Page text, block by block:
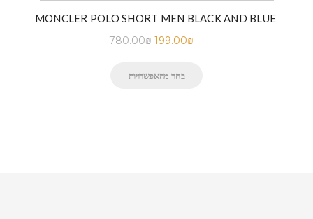
MONCLER POLO SHORT MEN BLACK AND BLUE
780.00₪ 199.00₪
בחר מהאפשרויות